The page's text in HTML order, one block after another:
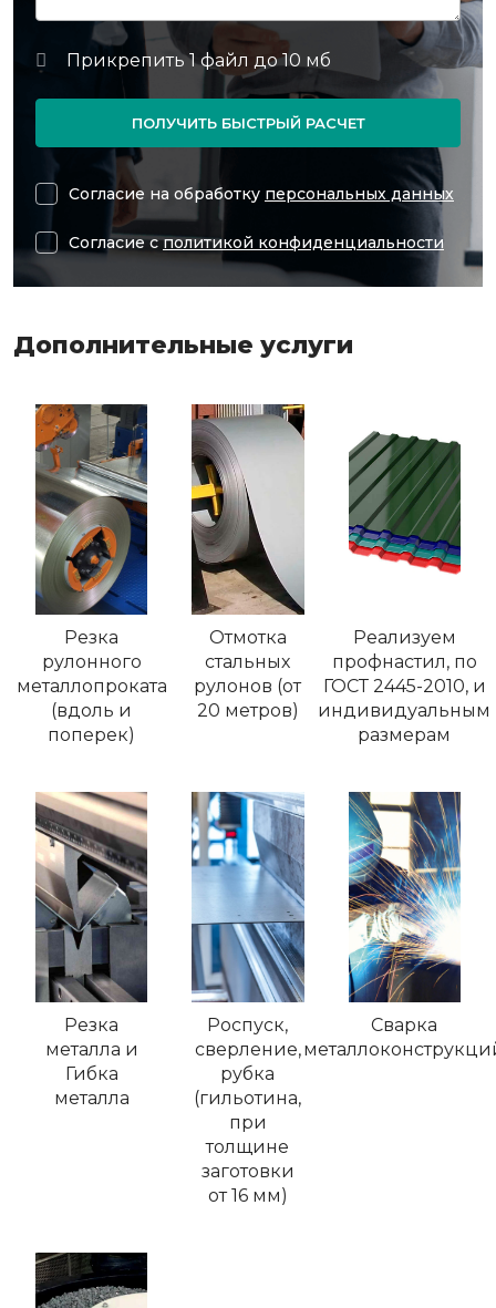
ПОЛУЧИТЬ БЫСТРЫЙ РАСЧЕТ
Согласие на обработку персональных данных
Согласие сполитикой конфиденциальности
Дополнительные услуги
Резка
рулонного
металлопроката
(вдоль и
поперек)
Отмотка
стальных
рулонов (от
20 метров)
Реализуем
профнастил, по
ГОСТ 2445-2010, и
индивидуальным
размерам
Резка
металла и
Гибка
металла
Роспуск,
сверление,
рубка
(гильотина,
при
толщине
заготовки
от 16 мм)
Сварка